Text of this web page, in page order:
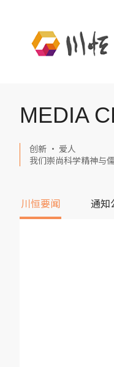
MEDIA
创新 · 爱人
我们崇尚科学精神与
川恒要闻 通知